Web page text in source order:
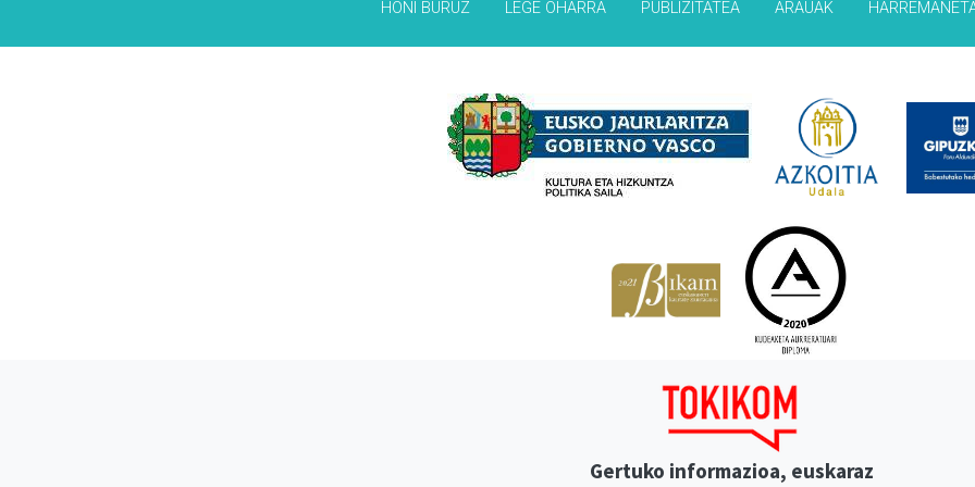
HONI BURUZ LEGE OHARRA PUBLIZITATEA ARAUAK
Gertuko informazioa, euskaraz